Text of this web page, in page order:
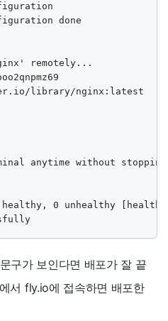
done
remotely...
library/nginx:latest
anytime without stopping
0 unhealthy
문구가 보인다면 배포가 잘 끝
서 fly.io에 접속하면 배포한